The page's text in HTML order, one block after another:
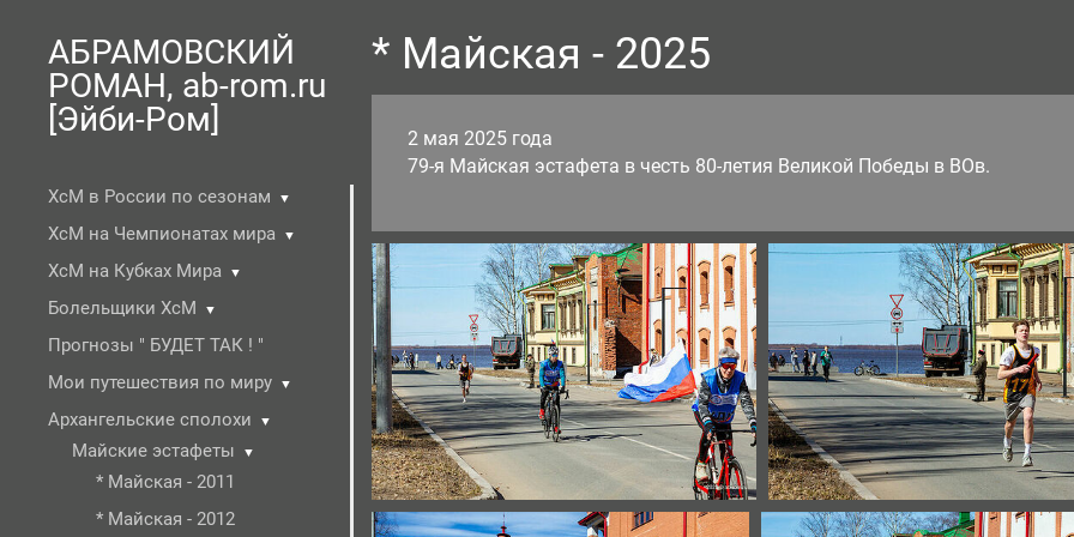
АБРАМОВСКИЙ
РОМАН, ab-rom.ru
[Эйби-Ром]
ХсМ в России по сезонам ▼
ХсМ на Чемпионатах мира ▼
ХсМ на Кубках Мира ▼
Болельщики ХсМ ▼
Прогнозы " БУДЕТ ТАК ! "
Мои путешествия по миру
▼
Архангельские сполохи ▼
Майские эстафеты ▼
* Майская - 2011
* Майская - 2012
* Майская - 2025
2 мая 2025 года
79-я Майская эстафета в честь 80-летия Великой Победы в ВОв.